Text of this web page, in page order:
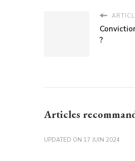
?
Articles
UPDATED ON 17 JUIN 2024